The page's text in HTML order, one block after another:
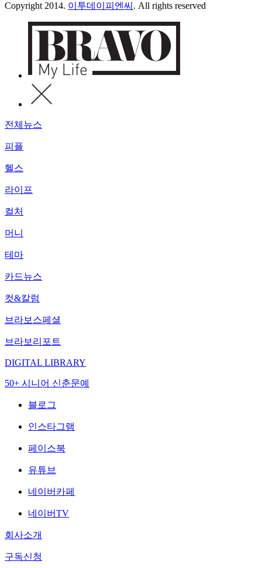
Copyright 2014. 이투데이피엔씨 . All rights reserved
전체뉴스
피플
헬스
라이프
컬처
머니
테마
카드뉴스
컷&칼럼
브라보스페셜
브라보리포트
DIGITAL LIBRARY
50+ 시니어 신춘문예
블로그
인스타그램
페이스북
유튜브
네이버카페
네이버TV
회사소개
구독신청